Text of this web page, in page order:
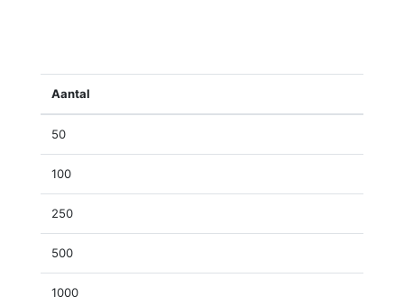
Aantal
50
100
250
500
1000